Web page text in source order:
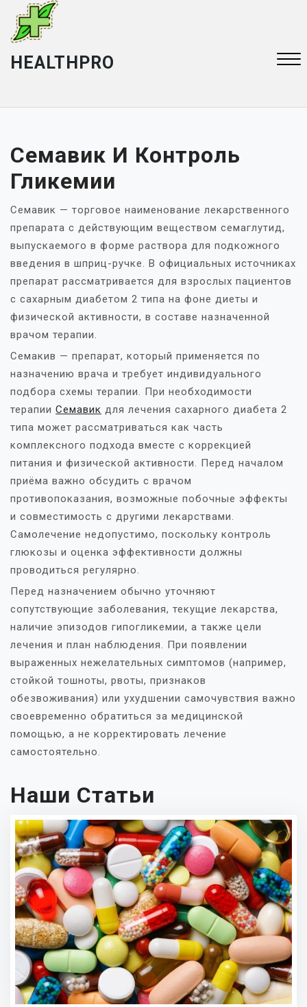
Перейти
содержимому
HEALTHPRO
Семавик И Контроль
Гликемии
Семавик — торговое наименование лекарственного
препарата с действующим веществом семаглутид,
выпускаемого в форме раствора для подкожного
введения в шприц-ручке. В официальных источниках
препарат рассматривается для взрослых пациентов
с сахарным диабетом 2 типа на фоне диеты и
физической активности, в составе назначенной
врачом терапии.
Семакив — препарат, который применяется по
назначению врача и требует индивидуального
подбора схемы терапии. При необходимости
терапии Семавик для лечения сахарного диабета 2
типа может рассматриваться как часть
комплексного подхода вместе с коррекцией
питания и физической активности. Перед началом
приёма важно обсудить с врачом
противопоказания, возможные побочные эффекты
и совместимость с другими лекарствами.
Самолечение недопустимо, поскольку контроль
глюкозы и оценка эффективности должны
проводиться регулярно.
Перед назначением обычно уточняют
сопутствующие заболевания, текущие лекарства,
наличие эпизодов гипогликемии, а также цели
лечения и план наблюдения. При появлении
выраженных нежелательных симптомов (например,
стойкой тошноты, рвоты, признаков
обезвоживания) или ухудшении самочувствия важно
своевременно обратиться за медицинской
помощью, а не корректировать лечение
самостоятельно.
Наши Статьи